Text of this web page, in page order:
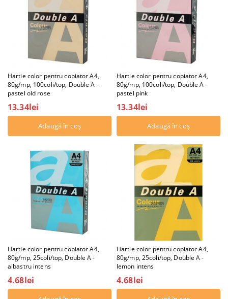
Hartie color pentru copiator A4,
80g/mp, 100coli/top, Double A -
pastel old rose
13.34lei
Hartie color pentru copiator A4,
80g/mp, 100coli/top, Double A -
pastel pink
13.34lei
Hartie color pentru copiator A4,
80g/mp, 25coli/top, Double A -
albastru intens
4.68lei
Hartie color pentru copiator A4,
80g/mp, 25coli/top, Double A -
lemon intens
4.68lei